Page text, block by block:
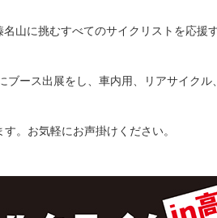
山に挑むすべてのサイクリストを応援
ース出展をし、車内用、リアサイク
。お気軽にお声掛けください。